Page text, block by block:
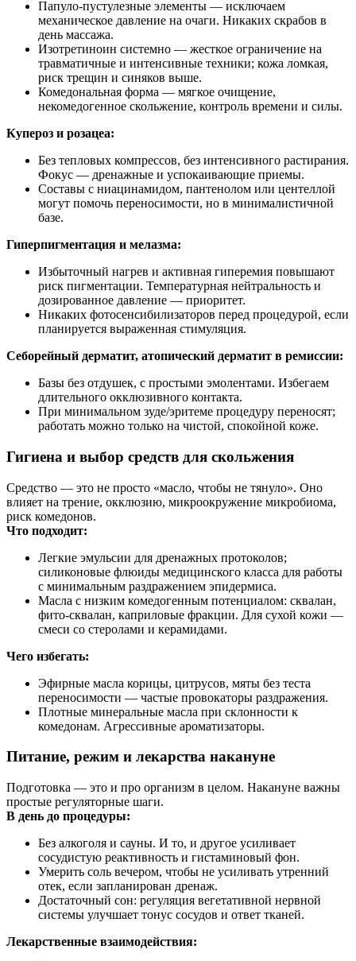
Папуло‑пустулезные элементы — исключаем
механическое давление на очаги. Никаких скрабов в
день массажа.
Изотретиноин системно — жесткое ограничение на
травматичные и интенсивные техники; кожа ломкая,
риск трещин и синяков выше.
Комедональная форма — мягкое очищение,
некомедогенное скольжение, контроль времени и силы.
Купероз и розацеа:
Без тепловых компрессов, без интенсивного растирания.
Фокус — дренажные и успокаивающие приемы.
Составы с ниацинамидом, пантенолом или центеллой
могут помочь переносимости, но в минималистичной
базе.
Гиперпигментация и мелазма:
Избыточный нагрев и активная гиперемия повышают
риск пигментации. Температурная нейтральность и
дозированное давление — приоритет.
Никаких фотосенсибилизаторов перед процедурой, если
планируется выраженная стимуляция.
Себорейный дерматит, атопический дерматит в ремиссии:
Базы без отдушек, с простыми эмолентами. Избегаем
длительного окклюзивного контакта.
При минимальном зуде/эритеме процедуру переносят;
работать можно только на чистой, спокойной коже.
Гигиена и выбор средств для скольжения
Средство — это не просто «масло, чтобы не тянуло». Оно
влияет на трение, окклюзию, микроокружение микробиома,
риск комедонов.
Что подходит:
Легкие эмульсии для дренажных протоколов;
силиконовые флюиды медицинского класса для работы
с минимальным раздражением эпидермиса.
Масла с низким комедогенным потенциалом: сквалан,
фито-сквалан, каприловые фракции. Для сухой кожи —
смеси со стеролами и керамидами.
Чего избегать:
Эфирные масла корицы, цитрусов, мяты без теста
переносимости — частые провокаторы раздражения.
Плотные минеральные масла при склонности к
комедонам. Агрессивные ароматизаторы.
Питание, режим и лекарства накануне
Подготовка — это и про организм в целом. Накануне важны
простые регуляторные шаги.
В день до процедуры:
Без алкоголя и сауны. И то, и другое усиливает
сосудистую реактивность и гистаминовый фон.
Умерить соль вечером, чтобы не усиливать утренний
отек, если запланирован дренаж.
Достаточный сон: регуляция вегетативной нервной
системы улучшает тонус сосудов и ответ тканей.
Лекарственные взаимодействия: